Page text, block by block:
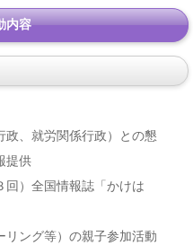
内容
政、就労関係行政）との懇
提供
回）全国情報誌「かけは
リング等）の親子参加活動